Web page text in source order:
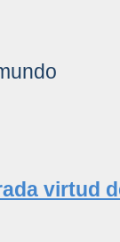
virtud